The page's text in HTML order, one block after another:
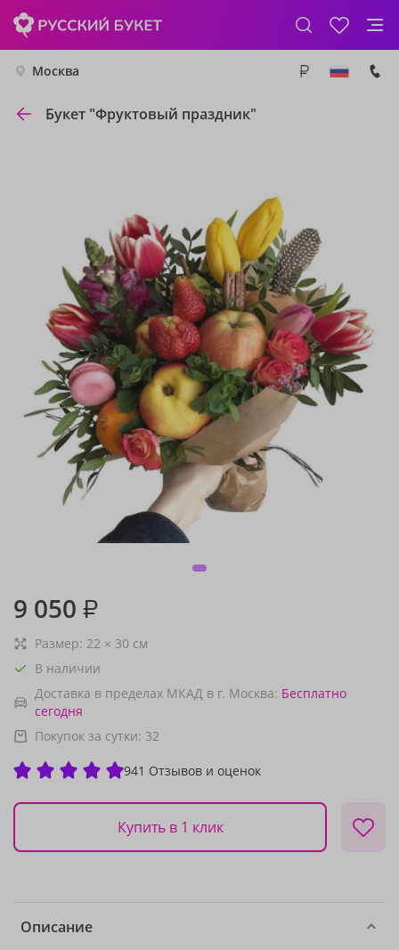
Москва
Букет "Фруктовый праздник"
9 050 ₽
Размер: 22 × 30 см
В наличии
Доставка в пределах МКАД в г. Москва: Бесплатно
сегодня
Покупок за сутки: 32
941 Отзывов и оценок
Купить в 1 клик
Описание